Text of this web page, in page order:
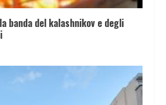
banda del kalashnikov e degli